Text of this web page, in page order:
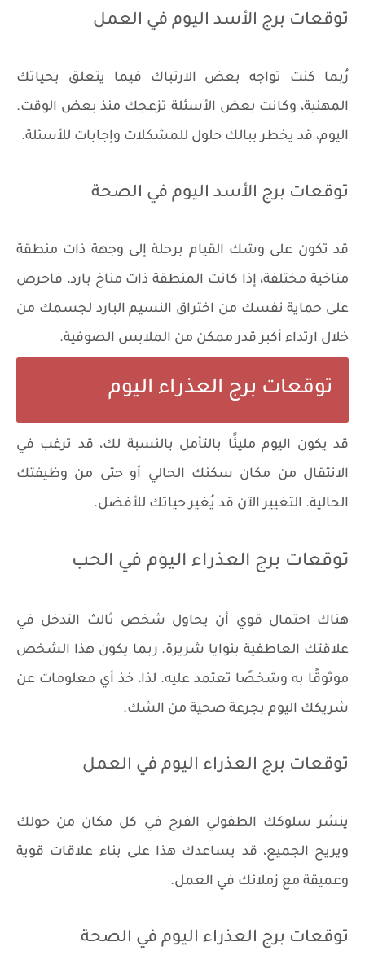
توقعات برج الأسد اليوم في العمل
رُبما كنت تواجه بعض الارتباك فيما يتعلق بحياتك
المهنية، وكانت بعض الأسئلة تزعجك منذ بعض الوقت.
اليوم، قد يخطر ببالك حلول للمشكلات وإجابات للأسئلة.
توقعات برج الأسد اليوم في الصحة
قد تكون على وشك القيام برحلة إلى وجهة ذات منطقة
مناخية مختلفة، إذا كانت المنطقة ذات مناخ بارد، فاحرص
على حماية نفسك من اختراق النسيم البارد لجسمك من
خلال ارتداء أكبر قدر ممكن من الملابس الصوفية.
توقعات برج العذراء اليوم
قد يكون اليوم مليئًا بالتأمل بالنسبة لك، قد ترغب في
الانتقال من مكان سكنك الحالي أو حتى من وظيفتك
الحالية. التغيير الآن قد يُغير حياتك للأفضل.
توقعات برج العذراء اليوم في الحب
هناك احتمال قوي أن يحاول شخص ثالث التدخل في
علاقتك العاطفية بنوايا شريرة. ربما يكون هذا الشخص
موثوقًا به وشخصًا تعتمد عليه. لذا، خذ أي معلومات عن
شريكك اليوم بجرعة صحية من الشك.
توقعات برج العذراء اليوم في العمل
ينشر سلوكك الطفولي الفرح في كل مكان من حولك
ويريح الجميع، قد يساعدك هذا على بناء علاقات قوية
وعميقة مع زملائك في العمل.
توقعات برج العذراء اليوم في الصحة